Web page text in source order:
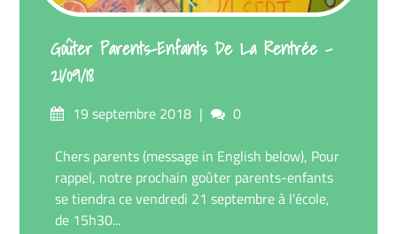
Goûter Parents-Enfants De La Rentrée –
21/09/18
Posted19 septembre 2018 Comments
0
Chers parents (message in English below), Pour
rappel, notre prochain goûter parents-enfants
se tiendra ce vendredi 21 septembre à l'école,
de 15h30...